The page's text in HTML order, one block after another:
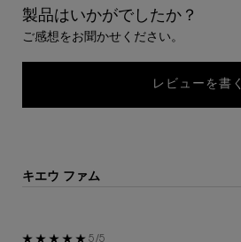
製品はいかがでしたか？
ご感想をお聞かせください。
レビューを書く
キエウ ファム
5星中5。 5/5